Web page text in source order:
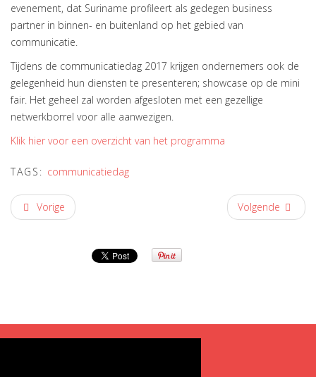
evenement, dat Suriname profileert als gedegen business
partner in binnen- en buitenland op het gebied van
communicatie.
Tijdens de communicatiedag 2017 krijgen ondernemers ook de
gelegenheid hun diensten te presenteren; showcase op de mini
fair. Het geheel zal worden afgesloten met een gezellige
netwerkborrel voor alle aanwezigen.
Klik hier voor een overzicht van het programma
TAGS: communicatiedag
Vorige Volgende